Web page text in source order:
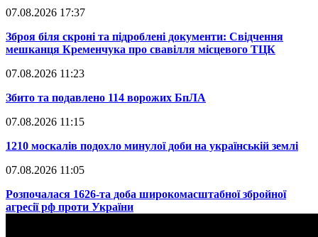
07.08.2026 17:37
​Зброя біля скроні та підроблені документи: Свідчення
мешканця Кременчука про свавілля місцевого ТЦК
07.08.2026 11:23
​Збито та подавлено 114 ворожих БпЛА
07.08.2026 11:15
​1210 москалів подохло минулої доби на українській землі
07.08.2026 11:05
​Розпочалася 1626-та доба широкомасштабної збройної
агресії рф проти України